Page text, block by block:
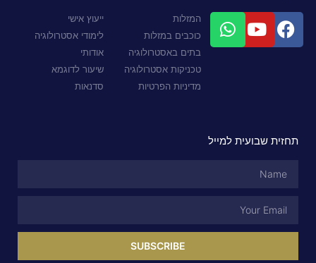
המזלות
כוכבים במזלות
בתים באסטרולוגיה
טכניקות אסטרולוגיה
מדיניות הפרטיות
ייעוץ אישי
לימודי אסטרולוגיה
אודותי
שיעור לדוגמא
סדנאות
תחזית שבועית למייל
SUBSCRIBE